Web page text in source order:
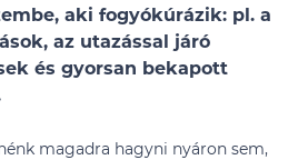
aki fogyókúrázik: pl. a
az utazással járó
és gyorsan bekapott
magadra hagyni nyáron sem,